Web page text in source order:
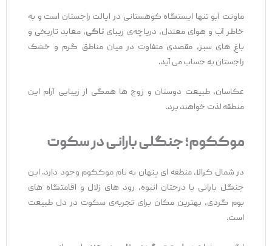
ماونت آبو تنها ایستگاه کوهستانی در ایالت راجستان است و به
خاطر آب ‌و هوای معتدل، دریاچه‌ی زیبایناکی، معابد تاریخی و
باغ‌ های سبز، مقصدی متفاوت در میان مناطق گرم و خشک
راجستان به حساب می ‌آید.
عکاسان، طبیعت ‌دوستان و زوج ‌ها همگی از زیبایی آرام این
منطقه لذت خواهند برد.
موککوم؛ جنگلی بارانی در سکوت
در شمال کرالا، منطقه‌ ای پنهان به نام موککوم وجود دارد. این
جنگل بارانی با درختان انبوه، رود های زلال و اقامتگاه‌ های
بوم‌ گردی، بهترین مکان برای تجربه‌ی سکوت در دل طبیعت
است.